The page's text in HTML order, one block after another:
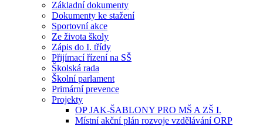
Základní dokumenty
Dokumenty ke stažení
Sportovní akce
Ze života školy
Zápis do I. třídy
Přijímací řízení na SŠ
Školská rada
Školní parlament
Primární prevence
Projekty
OP JAK-ŠABLONY PRO MŠ A ZŠ I.
Místní akční plán rozvoje vzdělávání ORP